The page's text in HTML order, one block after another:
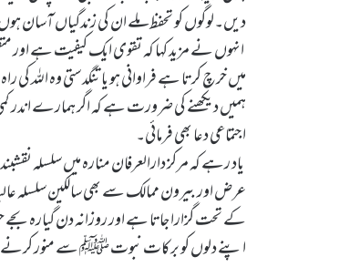
دیں۔لوگوں کو تحفظ ملے ان کی زندگیاں آسان
انہوں نے مزید کہا کہ تقوی ایک کیفیت ہے
میں خرچ کرتا ہے فراوانی ہو یا تنگدستی وہ
ہمیں دیکھنے کی ضرورت ہے کہ اگر ہمارے اندر
اجتماعی دعا بھی فرمائی۔
عرض اور بیرون ممالک سے بھی سالکین سلسلہ
کے تحت گزارا جاتا ہے اور روزانہ دن گیارہ
اپنے دلوں کو برکات نبوت ﷺ سے منور